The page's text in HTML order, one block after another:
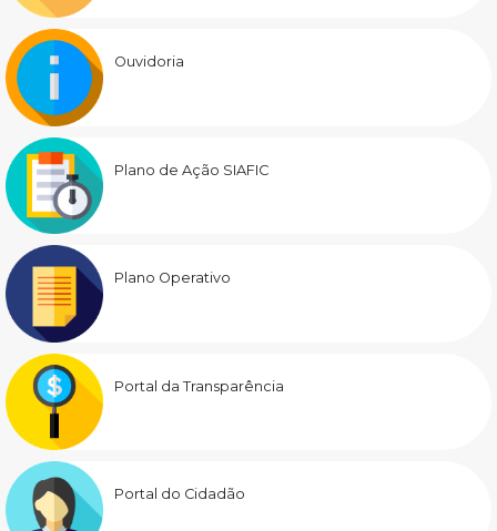
Ouvidoria
Plano de Ação SIAFIC
Plano Operativo
Portal da Transparência
Portal do Cidadão